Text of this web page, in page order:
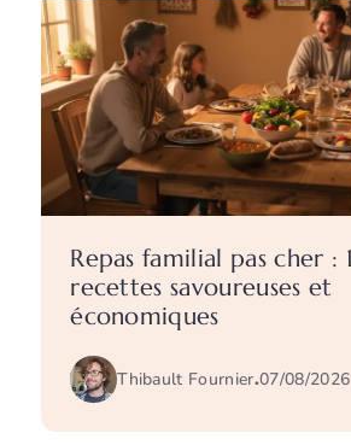
Repas familial pas cher :
recettes savoureuses et
économiques
Thibault Fournier.07/08/2026